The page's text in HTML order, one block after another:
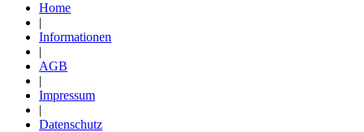
Home
|
Informationen
|
AGB
|
Impressum
|
Datenschutz